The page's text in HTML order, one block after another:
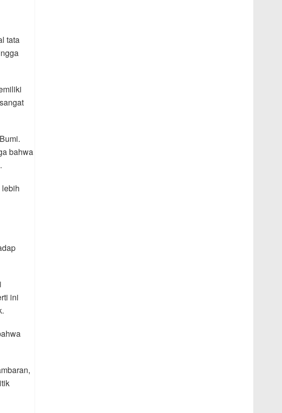
tata
bahwa
ini